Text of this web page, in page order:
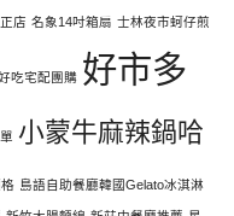
店 名象14吋箱扇 士林夜市蚵仔煎
吃宅配團購 好市多
小蒙牛麻辣鍋哈
島語自助餐廳韓國Gelato冰淇淋